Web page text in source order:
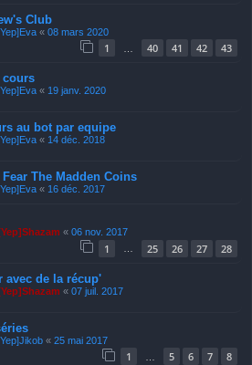
Club
« 08 mars 2020
1 40 41 42 43
cours
« 19 janv. 2020
au bot par equipe
« 14 déc. 2018
The Madden Coins
« 16 déc. 2017
« 06 nov. 2017
1 25 26 27 28
avec de la récup'
« 07 juil. 2017
« 25 mai 2017
1 5 6 7 8